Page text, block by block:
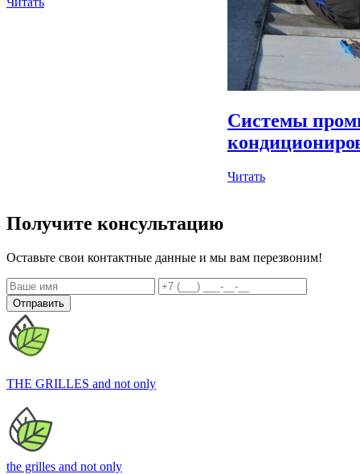
Системы
Читать
Получите консультацию
Оставьте свои контактные данные и мы вам перезвоним!
Отправить
THE GRILLES and not only
the grilles and not only